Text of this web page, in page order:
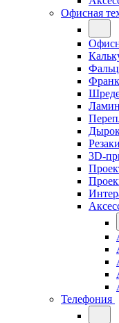
Офисная
3D-
Телефония